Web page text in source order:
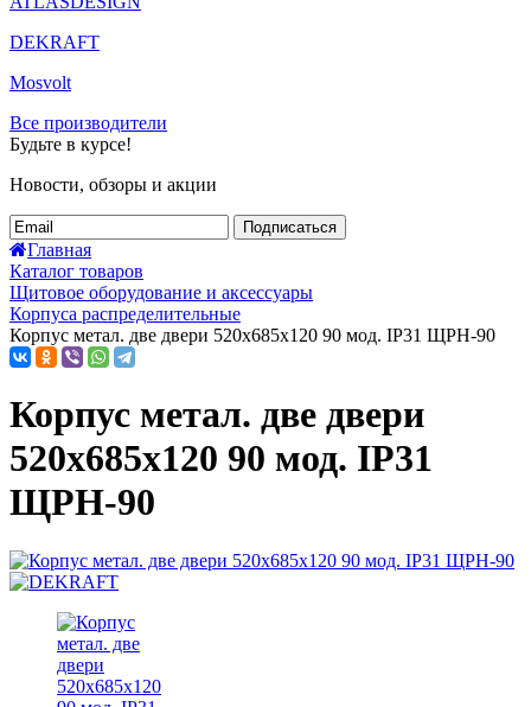
DEKRAFT
Mosvolt
Все производители
Будьте в курсе!
Новости, обзоры и акции
Подписаться
Главная
Каталог товаров
Щитовое оборудование и аксессуары
Корпуса распределительные
Корпус метал. две двери 520х685х120 90 мод. IP31 ЩРН-90
Корпус метал. две двери
520х685х120 90 мод. IP31
ЩРН-90